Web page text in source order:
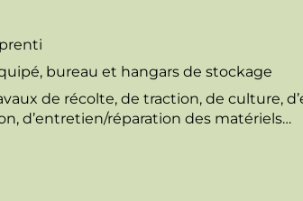
bureau et hangars de stockage
de récolte, de traction, de culture,
d’entretien/réparation des matériels…